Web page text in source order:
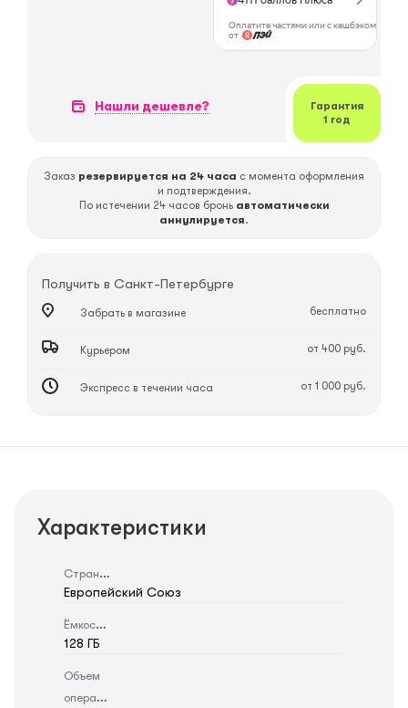
Нашли дешевле?
Гарантия
1 год
Заказ резервируется на 24 часа с момента оформления
и подтверждения.
По истечении 24 часов бронь автоматически
аннулируется.
Получить в Санкт-Петербурге
Забрать в магазине бесплатно
Курьером от 400 руб.
Экспресс в течении часа от 1 000 руб.
Характеристики
Страна
Европейский Союз
Ёмкость
128 ГБ
Объем
оперативной